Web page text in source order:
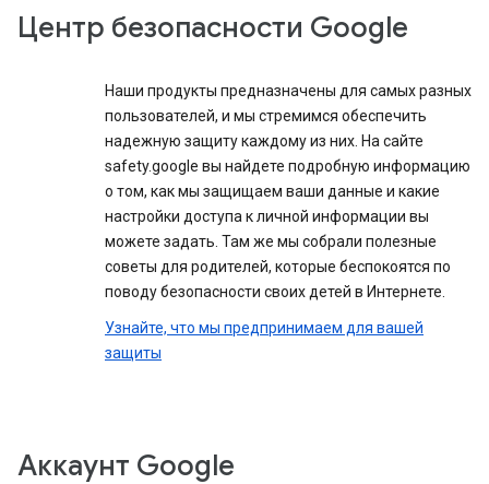
Центр безопасности Google
Наши продукты предназначены для самых разных
пользователей, и мы стремимся обеспечить
надежную защиту каждому из них. На сайте
safety.google вы найдете подробную информацию
о том, как мы защищаем ваши данные и какие
настройки доступа к личной информации вы
можете задать. Там же мы собрали полезные
советы для родителей, которые беспокоятся по
поводу безопасности своих детей в Интернете.
Узнайте, что мы предпринимаем для вашей
защиты
Аккаунт Google